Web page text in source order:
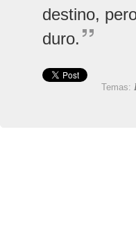
destino,
duro.
Temas: